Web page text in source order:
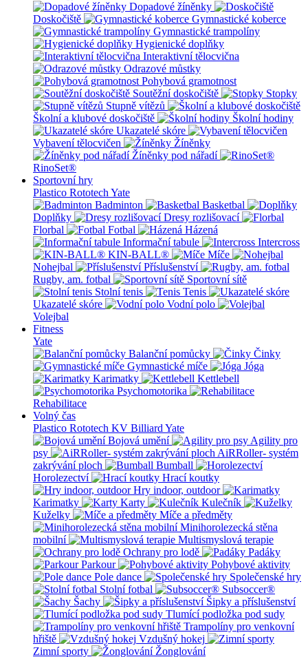
Dopadové žíněnky
Doskočiště
Gymnastické koberce
Gymnastické trampolíny
Hygienické doplňky
Interaktivní tělocvična
Odrazové můstky
Pohybová gramotnost
Soutěžní doskočiště
Stopky
Stupně vítězů
Školní a klubové doskočiště
Školní hodiny
Ukazatelé skóre
Vybavení tělocvičen
Žíněnky
Žíněnky pod nářadí
RinoSet®
Sportovní hry
Plastico Rototech Yate
Badminton
Basketbal
Doplňky
Dresy rozlišovací
Florbal
Fotbal
Házená
Informační tabule
Intercross
KIN-BALL®
Míče
Nohejbal
Příslušenství
Rugby, am. fotbal
Sportovní sítě
Stolní tenis
Tenis
Ukazatelé skóre
Vodní polo
Volejbal
Fitness
Yate
Balanční pomůcky
Činky
Gymnastické míče
Jóga
Karimatky
Kettlebell
Psychomotorika
Rehabilitace
Volný čas
Plastico Rototech KV Billiard Yate
Bojová umění
Agility pro
psy
AiRRoller- systém
zakrývání ploch
Bumball
Horolezectví
Hrací koutky
Hry indoor, outdoor
Karimatky
Karty
Kulečník
Kuželky
Míče a předměty
Minihorolezecká stěna
mobilní
Multismyslová terapie
Ochrany pro lodě
Padáky
Parkour
Pohybové aktivity
Pole dance
Společenské hry
Stolní fotbal
Subsoccer®
Šachy
Šipky a příslušenství
Tlumící podložka pod sudy
Trampolíny pro venkovní
hřiště
Vzdušný hokej
Zimní sporty
Žonglování